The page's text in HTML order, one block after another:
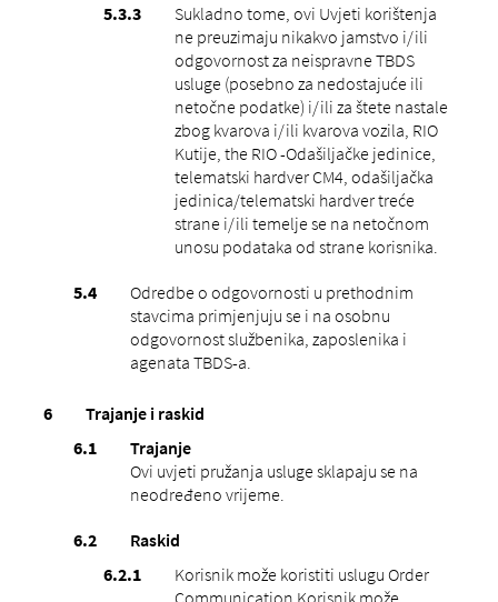
Sukladno tome, ovi Uvjeti korištenja
ne preuzimaju nikakvo jamstvo i/ili
odgovornost za neispravne TBDS
usluge (posebno za nedostajuće ili
netočne podatke) i/ili za štete nastale
zbog kvarova i/ili kvarova vozila, RIO
Kutije, the RIO -Odašiljačke jedinice,
telematski hardver CM4, odašiljačka
jedinica/telematski hardver treće
strane i/ili temelje se na netočnom
unosu podataka od strane korisnika.
Odredbe o odgovornosti u prethodnim
stavcima primjenjuju se i na osobnu
odgovornost službenika, zaposlenika i
agenata TBDS-a.
Trajanje i raskid
Trajanje
Ovi uvjeti pružanja usluge sklapaju se na
neodređeno vrijeme.
Raskid
Korisnik može koristiti uslugu Order
Communication Korisnik može